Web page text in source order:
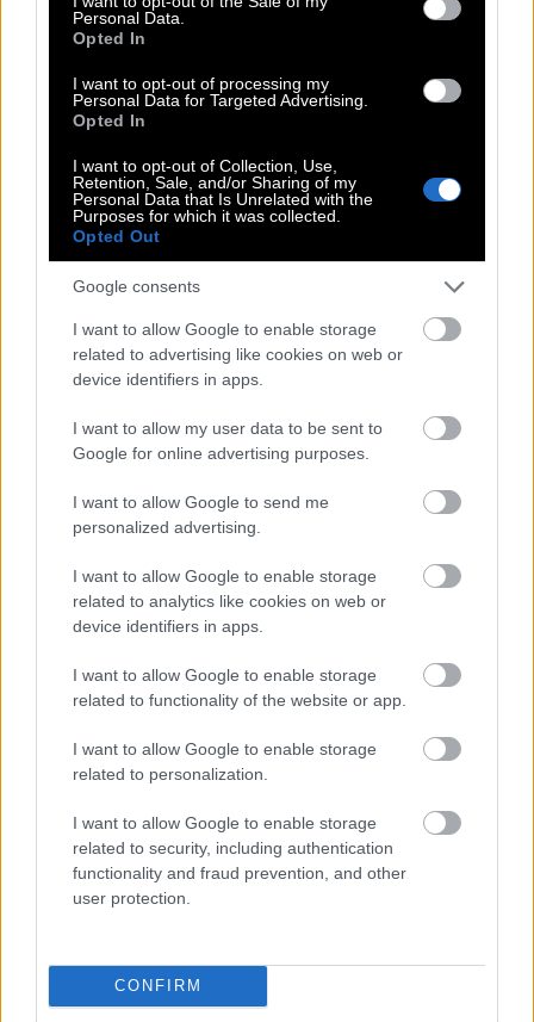
Personal Data.
Opted In
I want to opt-out of processing my
Personal Data for Targeted Advertising.
Opted In
I want to opt-out of Collection, Use,
Retention, Sale, and/or Sharing of my
Personal Data that Is Unrelated with the
Purposes for which it was collected.
Opted Out
Google consents
I want to allow Google to enable storage
related to advertising like cookies on web or
device identifiers in apps.
I want to allow my user data to be sent to
Google for online advertising purposes.
I want to allow Google to send me
personalized advertising.
I want to allow Google to enable storage
related to analytics like cookies on web or
device identifiers in apps.
I want to allow Google to enable storage
related to functionality of the website or app.
I want to allow Google to enable storage
related to personalization.
I want to allow Google to enable storage
related to security, including authentication
functionality and fraud prevention, and other
user protection.
CONFIRM
AKONAIT / Rick Owens event
Πώς θα ήταν για σένα μια ιδανική
συνεργασία;
υπάρχει το κατάλληλο budget για να μπορέσω
να φέρω τους creatives που θέλω μαζί. Να
κάτω και να δημιουργήσουμε κάτι που να
εκφράζει πραγματικά όλους. Να είναι όλοι
ευχαριστημένοι και με το αποτέλεσμα και με το
οικονομικό κομμάτι.
Τι κάνει ξεχωριστή την καλλιτεχνική σου
ματιά;
αυτό, ίσως ότι ξέρω και πιάνω references σε
πολλά είδη τέχνης (ταινίες, μουσική, μόδα), έχω